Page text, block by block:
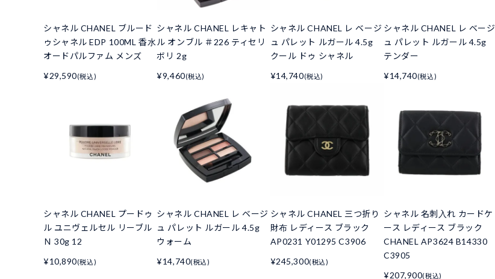
シャネル CHANEL ブルード
ゥシャネル EDP 100ML 香水
オードパルファム メンズ
¥29,590(税込)
シャネル CHANEL レキャト
ル オンブル ＃226 ティセリ
ボリ 2g
¥9,460(税込)
シャネル CHANEL レ ベージ
ュ パレット ルガール 4.5g
クール ドゥ シャネル
¥14,740(税込)
シャネル CHANEL レ ベージ
ュ パレット ルガール 4.5g
テンダー
¥14,740(税込)
シャネル CHANEL プードゥ
ル ユニヴェルセル リーブル
Ｎ 30g 12
¥10,890(税込)
シャネル CHANEL レ ベージ
ュ パレット ルガール 4.5g
ウォーム
¥14,740(税込)
シャネル CHANEL 三つ折り
財布 レディース ブラック
AP0231 Y01295 C3906
¥245,300(税込)
シャネル 名刺入れ カードケ
ース レディース ブラック
CHANEL AP3624 B14330
C3905
¥207,900(税込)